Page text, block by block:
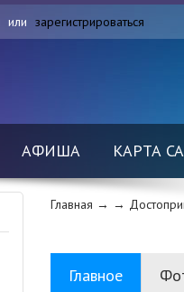
или зарегистрироваться
АФИША КАРТА
Главная → →
Главное